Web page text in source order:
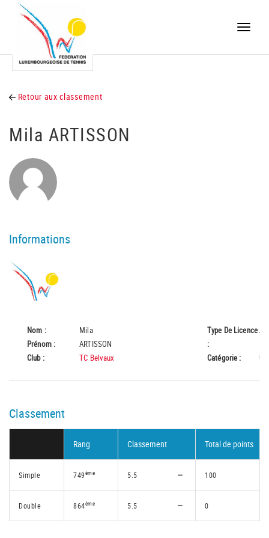
Toggle
Retour aux classement
Mila ARTISSON
Informations
Nom :
Mila
Prénom :
ARTISSON
Club :
TC Belvaux
Type De Licence
:
A
Catégorie :
Classement
Rang Classement Total de points
Simple 749ème 5.5 100
Double 864ème 5.5 0